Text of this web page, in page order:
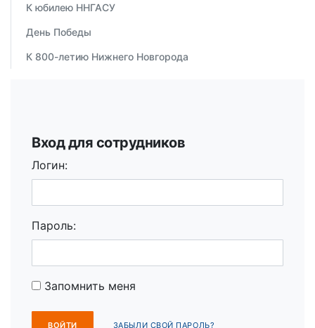
К юбилею ННГАСУ
День Победы
К 800-летию Нижнего Новгорода
Вход для сотрудников
Логин:
Пароль:
Запомнить меня
ЗАБЫЛИ СВОЙ ПАРОЛЬ?